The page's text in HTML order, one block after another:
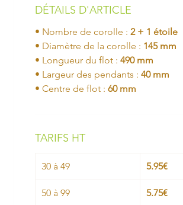
DÉTAILS D'ARTICLE
• Nombre de corolle : 2 + 1 étoile
• Diamètre de la corolle : 145 mm
• Longueur du flot : 490 mm
• Largeur des pendants : 40 mm
• Centre de flot : 60 mm
TARIFS HT
30 à 49 5.95€
50 à 99 5.75€